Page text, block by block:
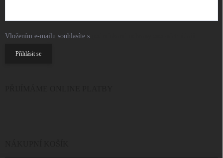
Vložením e-mailu souhlasíte s
Přihlásit se